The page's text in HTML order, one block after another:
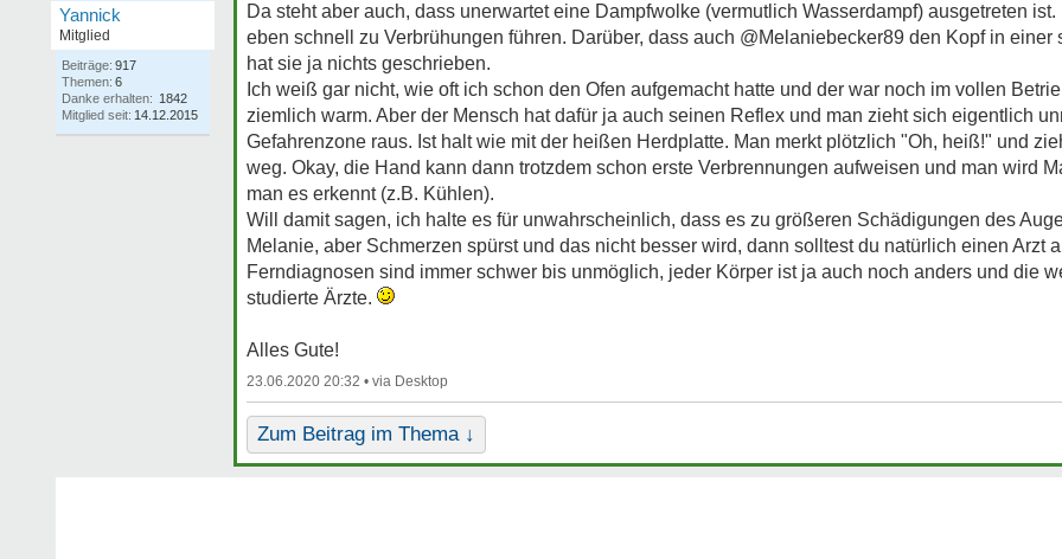
Yannick
Mitglied
Beiträge: 917
Themen: 6
Danke erhalten: 1842
Mitglied seit: 14.12.2015
Da steht aber auch, dass unerwartet eine Dampfwolke (vermutlich Wasserdampf) ausgetreten
eben schnell zu Verbrühungen führen. Darüber, dass auch @Melaniebecker89 den Kopf in einer
hat sie ja nichts geschrieben.
Ich weiß gar nicht, wie oft ich schon den Ofen aufgemacht hatte und der war noch im vollen
ziemlich warm. Aber der Mensch hat dafür ja auch seinen Reflex und man zieht sich eigentlich
Gefahrenzone raus. Ist halt wie mit der heißen Herdplatte. Man merkt plötzlich "Oh, heiß!" und
weg. Okay, die Hand kann dann trotzdem schon erste Verbrennungen aufweisen und man wird
man es erkennt (z.B. Kühlen).
Will damit sagen, ich halte es für unwahrscheinlich, dass es zu größeren Schädigungen des
Melanie, aber Schmerzen spürst und das nicht besser wird, dann solltest du natürlich einen Arzt
Ferndiagnosen sind immer schwer bis unmöglich, jeder Körper ist ja auch noch anders und die
studierte Ärzte.
Alles Gute!
23.06.2020 20:32 •
Zum Beitrag im Thema ↓